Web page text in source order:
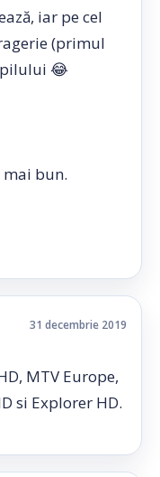
iar pe cel
(primul
😂
bun.
31 decembrie 2019
MTV Europe,
si Explorer HD.